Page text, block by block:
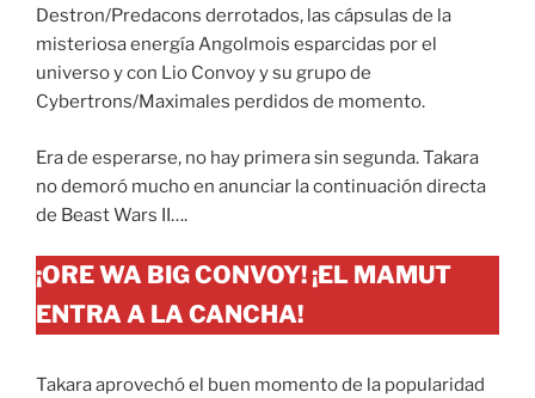
Destron/Predacons derrotados, las cápsulas de la
misteriosa energía Angolmois esparcidas por el
universo y con Lio Convoy y su grupo de
Cybertrons/Maximales perdidos de momento.
Era de esperarse, no hay primera sin segunda. Takara
no demoró mucho en anunciar la continuación directa
de Beast Wars II….
¡ORE WA BIG CONVOY! ¡EL MAMUT
ENTRA A LA CANCHA!
Takara aprovechó el buen momento de la popularidad